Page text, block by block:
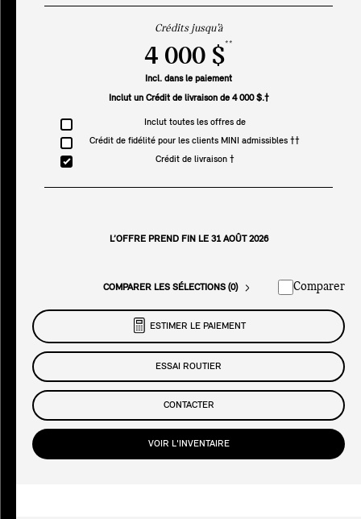
Crédits jusqu’à
4 000 $**
Incl. dans le paiement
Inclut un Crédit de livraison de 4 000 $.†
Inclut toutes les offres de
Crédit de fidélité pour les clients MINI admissibles ††
Crédit de livraison †
L’OFFRE PREND FIN LE 31 AOÛT 2026
Comparer
COMPARER LES SÉLECTIONS (0)
ESTIMER LE PAIEMENT
ESSAI ROUTIER
CONTACTER
VOIR L'INVENTAIRE